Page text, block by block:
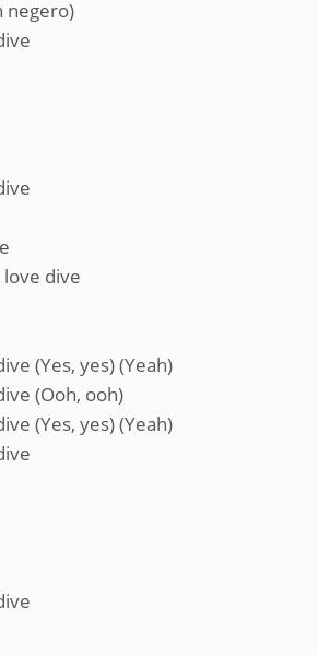
negero)
love dive
(Yes, yes) (Yeah)
(Ooh, ooh)
(Yes, yes) (Yeah)